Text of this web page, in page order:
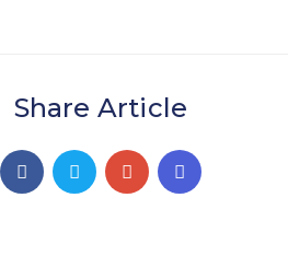
Share Article